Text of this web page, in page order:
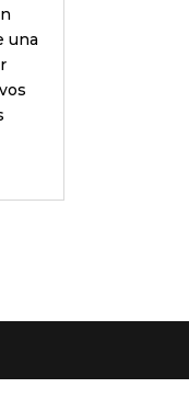
una